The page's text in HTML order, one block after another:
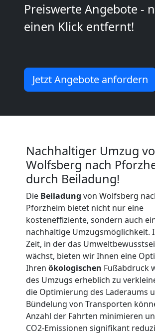
Preiswerte Angebote -
einen Klick entfernt!
Jetzt Angebote anfordern
Nachhaltiger Umzug
Wolfsberg nach
durch Beiladung!
Die Beiladung von Wolfsberg
Pforzheim bietet nicht nur eine
kosteneffiziente, sondern auch
nachhaltige Umzugsmöglichkeit.
Zeit, in der das
wächst, bieten wir Ihnen eine
Ihren ökologischen Fußabdruck
des Umzugs erheblich zu
die Optimierung des Laderaums
Bündelung von Transporten
Anzahl der Fahrten minimieren
CO2-Emissionen signifikant
Wolfsberg
Wolfsberg
3
LKW
Möbellift
Wolfsberg
Übersiedlung
Wolfsberg